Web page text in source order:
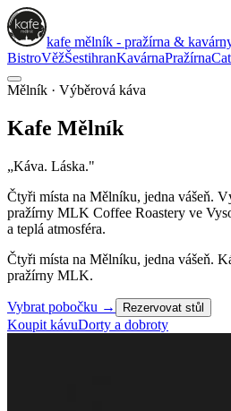
kafe mělník - pražírna &
BistroVěžŠestihranKavárnaPražírna
Mělník · Výběrová káva
Kafe Mělník
„Káva. Láska."
Čtyři místa na Mělníku, jedna vášeň.
pražírny MLK Coffee Roastery ve
a teplá atmosféra.
Čtyři místa na Mělníku, jedna vášeň.
pražírny MLK.
Vybrat pobočku → Rezervovat stůl
Koupit kávuDorty a dobroty